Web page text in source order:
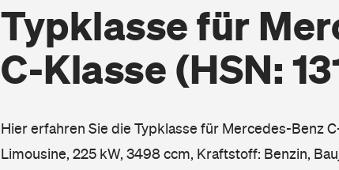
Typklasse für
C-Klasse (HSN:
Hier erfahren Sie die Typklasse für Mercedes-Benz
Limousine, 225 kW, 3498 ccm, Kraftstoff: Benzin,